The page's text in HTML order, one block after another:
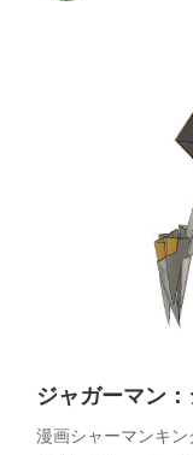
ジャガーマン
漫画シャーマンキ